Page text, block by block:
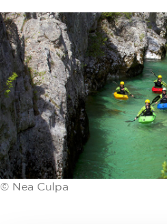
© Nea Culpa